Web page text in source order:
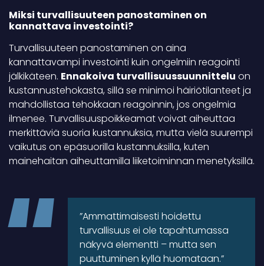
Miksi turvallisuuteen panostaminen on
kannattava investointi?
Turvallisuuteen panostaminen on aina
kannattavampi investointi kuin ongelmiin reagointi
jälkikäteen. Ennakoiva turvallisuussuunnittelu on
kustannustehokasta, sillä se minimoi häiriötilanteet ja
mahdollistaa tehokkaan reagoinnin, jos ongelmia
ilmenee. Turvallisuuspoikkeamat voivat aiheuttaa
merkittäviä suoria kustannuksia, mutta vielä suurempi
vaikutus on epäsuorilla kustannuksilla, kuten
mainehaitan aiheuttamilla liiketoiminnan menetyksillä.
”Ammattimaisesti hoidettu
turvallisuus ei ole tapahtumassa
näkyvä elementti – mutta sen
puuttuminen kyllä huomataan.”